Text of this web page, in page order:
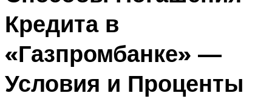
Кредита в
«Газпромбанке» —
Условия и Проценты